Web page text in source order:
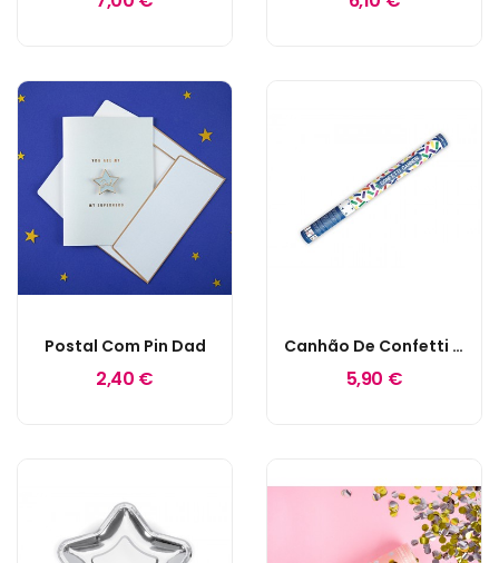
Postal Com Pin Dad
2,40 €
Canhão De Confetti Colorido 60cm
5,90 €